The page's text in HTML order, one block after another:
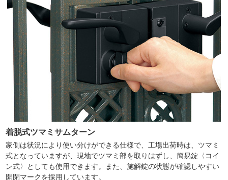
着脱式ツマミサムターン
家側は状況により使い分けができる仕様で、工場出荷時は、ツマミ
式となっていますが、現地でツマミ部を取りはずし、簡易錠〈コイ
ン式〉としても使用できます。また、施解錠の状態が確認しやすい
開閉マークを採用しています。